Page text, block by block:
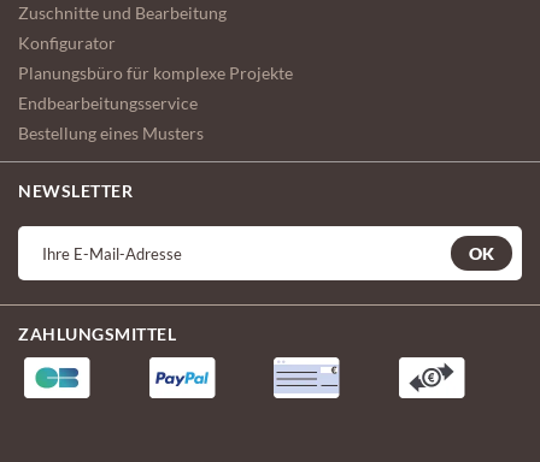
Zuschnitte und Bearbeitung
Konfigurator
Planungsbüro für komplexe Projekte
Endbearbeitungsservice
Bestellung eines Musters
NEWSLETTER
OK
ZAHLUNGSMITTEL